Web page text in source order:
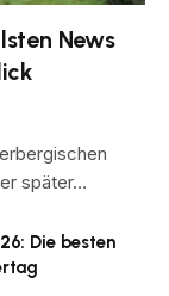
News
später…
Die besten